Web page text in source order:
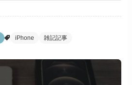
iPhone 雑記記事